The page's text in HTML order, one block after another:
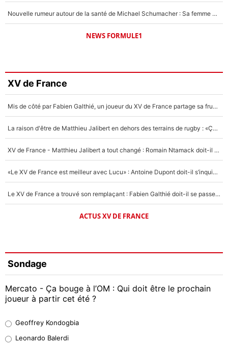
Nouvelle rumeur autour de la santé de Michael Schumacher : Sa femme Corinna sort du silence
NEWS FORMULE1
XV de France
Mis de côté par Fabien Galthié, un joueur du XV de France partage sa frustration : «ils ne me l’ont pas dit tout de suite»
La raison d'être de Matthieu Jalibert en dehors des terrains de rugby : «Ça m'atteint autant que si tu touches à un membre de ma famille»
XV de France - Matthieu Jalibert a tout changé : Romain Ntamack doit-il s’inquiéter pour sa place à un an de la Coupe du monde ?
«Le XV de France est meilleur avec Lucu» : Antoine Dupont doit-il s’inquiéter pour sa place ?
Le XV de France a trouvé son remplaçant : Fabien Galthié doit-il se passer d'Antoine Dupont ?
ACTUS XV DE FRANCE
Sondage
Mercato - Ça bouge à l’OM : Qui doit être le prochain
joueur à partir cet été ?
38%
Geoffrey Kondogbia
Leonardo Balerdi